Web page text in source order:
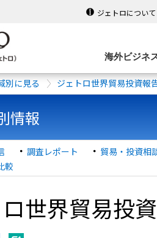
ジェトロについて
海外ビジネ
別に見る ジェトロ世界貿易投資報
情報
調査レポート 貿易・投資相
較
世界貿易投